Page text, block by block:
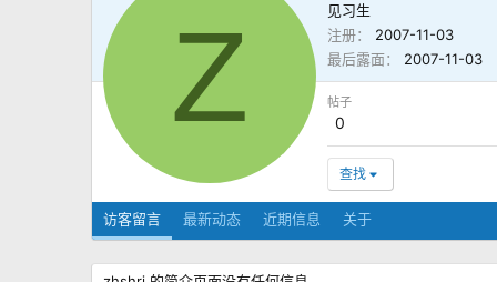
Z
见习生
注册
2007-11-03
最后露面
2007-11-03
帖子
0
查找
访客留言 最新动态 近期信息 关于